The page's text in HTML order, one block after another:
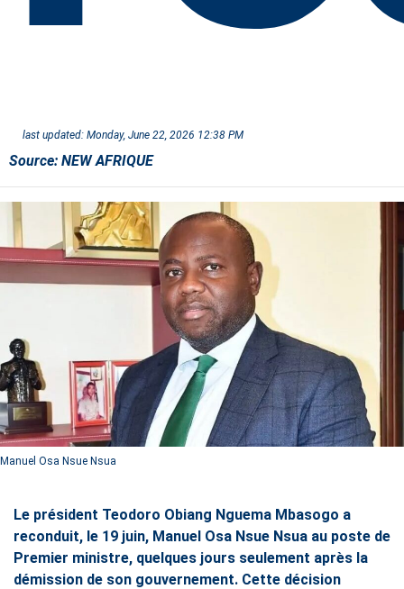
last updated: Monday, June 22, 2026 12:38 PM
Source: NEW AFRIQUE
Manuel Osa Nsue Nsua
Le président Teodoro Obiang Nguema Mbasogo a
reconduit, le 19 juin, Manuel Osa Nsue Nsua au poste de
Premier ministre, quelques jours seulement après la
démission de son gouvernement. Cette décision